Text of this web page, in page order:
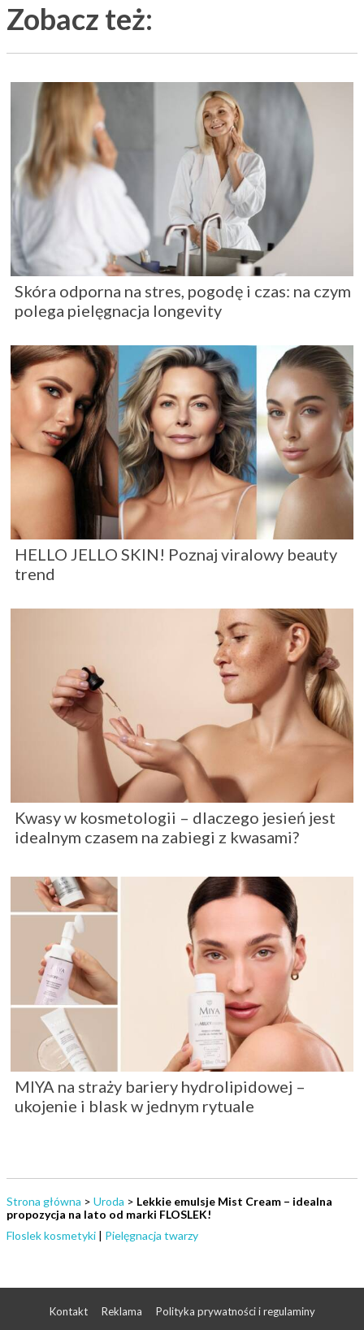
Zobacz też:
Skóra odporna na stres, pogodę i czas: na czym
polega pielęgnacja longevity
HELLO JELLO SKIN! Poznaj viralowy beauty
trend
Kwasy w kosmetologii – dlaczego jesień jest
idealnym czasem na zabiegi z kwasami?
MIYA na straży bariery hydrolipidowej –
ukojenie i blask w jednym rytuale
Strona główna > Uroda > Lekkie emulsje Mist Cream – idealna
propozycja na lato od marki FLOSLEK!
Floslek kosmetyki | Pielęgnacja twarzy
Kontakt Reklama Polityka prywatności i regulaminy